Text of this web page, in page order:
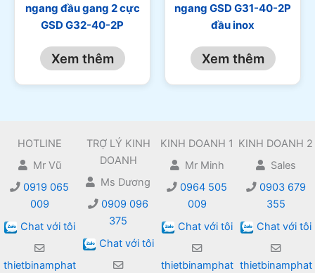
ngang đầu gang 2 cực
GSD G32-40-2P
Xem thêm
ngang GSD G31-40-2P
đầu inox
Xem thêm
HOTLINE
Mr Vũ
0919 065
009
Chat với tôi
thietbinamphat
TRỢ LÝ KINH
DOANH
Ms Dương
0909 096
375
Chat với tôi
KINH DOANH 1
Mr Minh
0964 505
009
Chat với tôi
thietbinamphat
KINH DOANH 2
Sales
0903 679
355
Chat với tôi
thietbinamphat